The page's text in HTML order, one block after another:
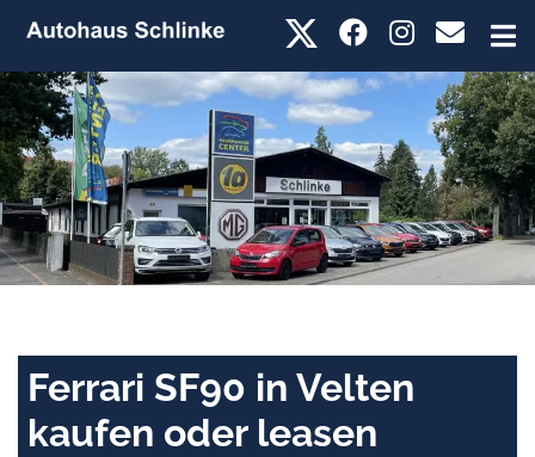
Ferrari SF90 in Velten
kaufen oder leasen